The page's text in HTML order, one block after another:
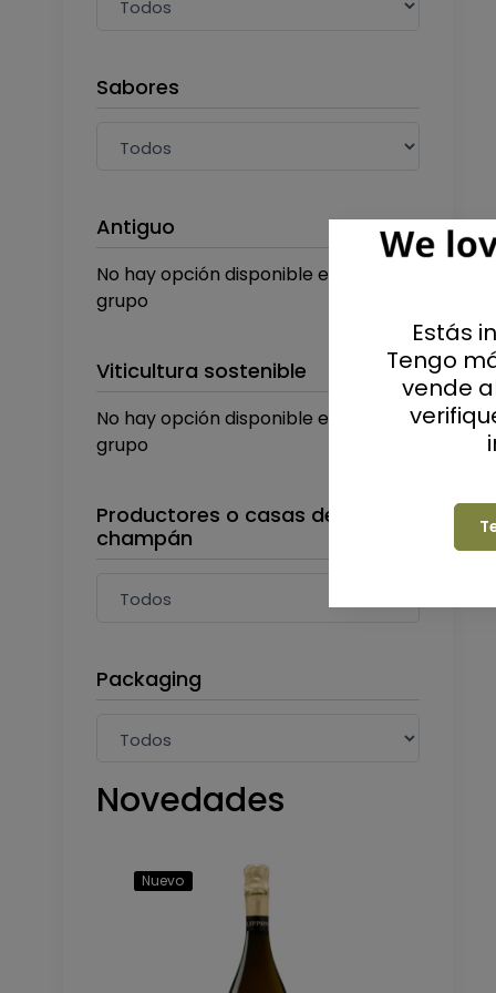
Sabores
Antiguo
No hay opción disponible en este
grupo
Viticultura sostenible
No hay opción disponible en este
grupo
Productores o casas de
champán
Packaging
Novedades
Nuevo
Estás
Tengo
vende